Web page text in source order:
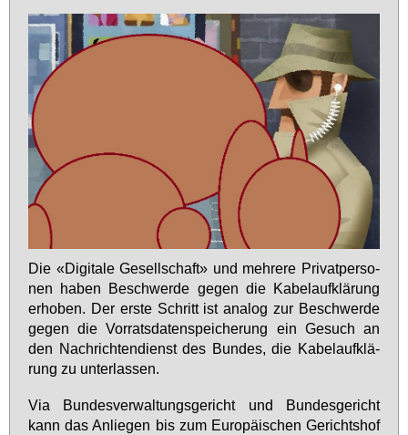
Die «Di­gi­ta­le Ge­sell­schaft» und meh­re­re Pri­vat­per­so­
nen ha­ben Be­schwer­de ge­gen die Ka­belauf­klä­rung
er­ho­ben. Der ers­te Schritt ist ana­log zur Be­schwer­de
ge­gen die Vor­rats­da­ten­spei­che­rung ein Ge­such an
den Nach­rich­ten­dienst des Bun­des, die Ka­belauf­klä­
rung zu un­ter­las­sen.
Via Bun­des­ver­wal­tungs­ge­richt und Bun­des­ge­richt
kann das An­lie­gen bis zum Eu­ro­päi­schen Ge­richts­hof